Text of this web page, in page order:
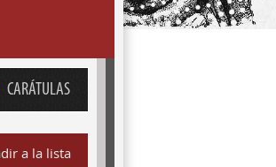
CARÁTULAS
a la lista